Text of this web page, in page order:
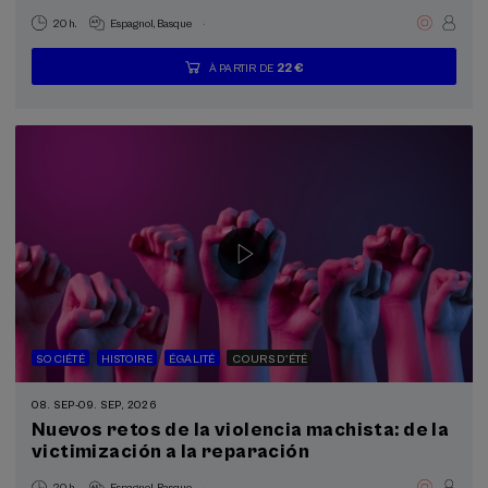
20 h. Espagnol Basque .
...
À PARTIR DE 22 €
Dernières
places
Gratuit
Date
passée
Liste
d'attente
Période
d'inscription
SOCIÉTÉ HISTOIRE ÉGALITÉ COURS D'ÉTÉ
08. SEP-09. SEP, 2026
Nuevos retos de la violencia machista: de la
victimización a la reparación